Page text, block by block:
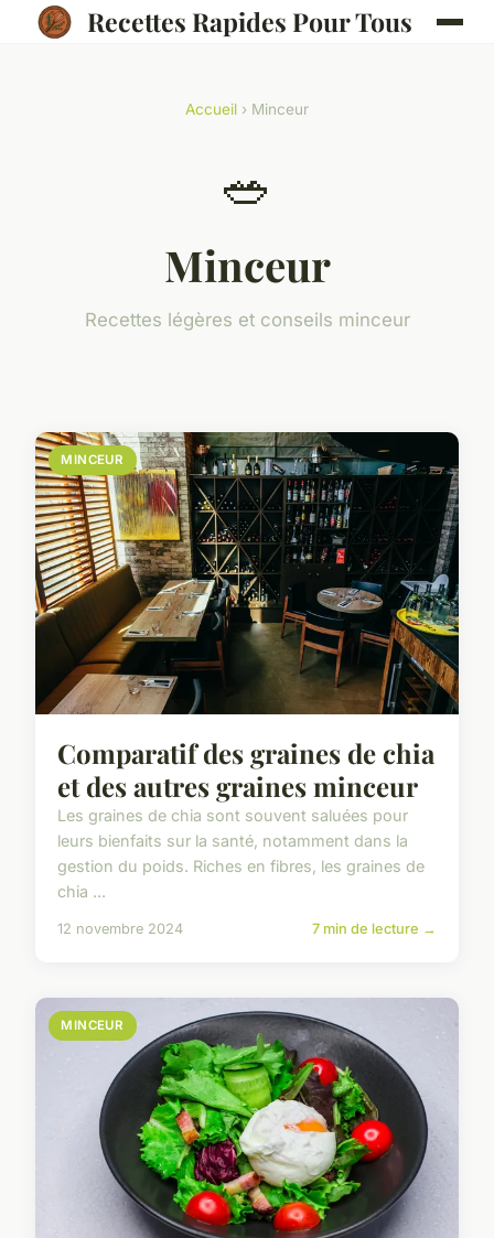
Recettes Rapides Pour Tous
Accueil › Minceur
🥗
Minceur
Recettes légères et conseils minceur
MINCEUR
Comparatif des graines de chia
et des autres graines minceur
Les graines de chia sont souvent saluées pour
leurs bienfaits sur la santé, notamment dans la
gestion du poids. Riches en fibres, les graines de
chia ...
12 novembre 2024 7 min de lecture →
MINCEUR